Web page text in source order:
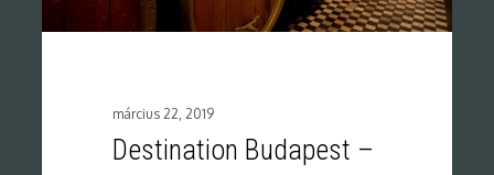
március 22, 2019
Destination Budapest –